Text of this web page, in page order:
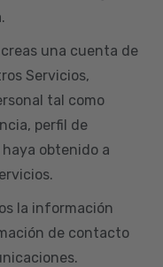
una cuenta de
Servicios,
tal como
perfil de
obtenido a
la información
de contacto